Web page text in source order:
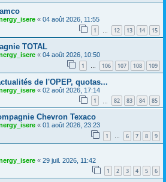
« 04 août 2026, 11:55
1 … 12 13 14 15
TOTAL
« 04 août 2026, 10:50
1 … 106 107 108 109
de l'OPEP, quotas...
« 02 août 2026, 17:14
1 82 83 84 85
Chevron Texaco
« 01 août 2026, 23:23
1 … 6 7 8 9
« 29 juil. 2026, 11:42
1 2 3 4 5 6